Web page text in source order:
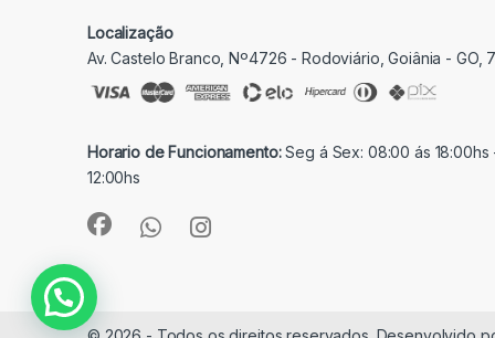
Localização
Av. Castelo Branco, Nº4726 - Rodoviário, Goiânia - GO,
Horario de Funcionamento:Seg á Sex: 08:00 ás 18:00hs
12:00hs